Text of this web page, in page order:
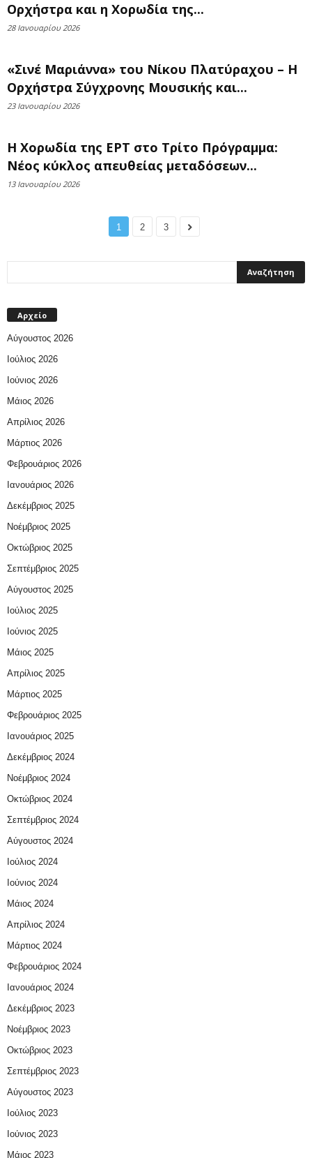
Ορχήστρα και η Χορωδία της...
28 Ιανουαρίου 2026
«Σινέ Μαριάννα» του Νίκου Πλατύραχου – Η
Ορχήστρα Σύγχρονης Μουσικής και...
23 Ιανουαρίου 2026
Η Χορωδία της ΕΡΤ στο Τρίτο Πρόγραμμα:
Νέος κύκλος απευθείας μεταδόσεων...
13 Ιανουαρίου 2026
1 2 3
Αρχείο
Αύγουστος 2026
Ιούλιος 2026
Ιούνιος 2026
Μάιος 2026
Απρίλιος 2026
Μάρτιος 2026
Φεβρουάριος 2026
Ιανουάριος 2026
Δεκέμβριος 2025
Νοέμβριος 2025
Οκτώβριος 2025
Σεπτέμβριος 2025
Αύγουστος 2025
Ιούλιος 2025
Ιούνιος 2025
Μάιος 2025
Απρίλιος 2025
Μάρτιος 2025
Φεβρουάριος 2025
Ιανουάριος 2025
Δεκέμβριος 2024
Νοέμβριος 2024
Οκτώβριος 2024
Σεπτέμβριος 2024
Αύγουστος 2024
Ιούλιος 2024
Ιούνιος 2024
Μάιος 2024
Απρίλιος 2024
Μάρτιος 2024
Φεβρουάριος 2024
Ιανουάριος 2024
Δεκέμβριος 2023
Νοέμβριος 2023
Οκτώβριος 2023
Σεπτέμβριος 2023
Αύγουστος 2023
Ιούλιος 2023
Ιούνιος 2023
Μάιος 2023